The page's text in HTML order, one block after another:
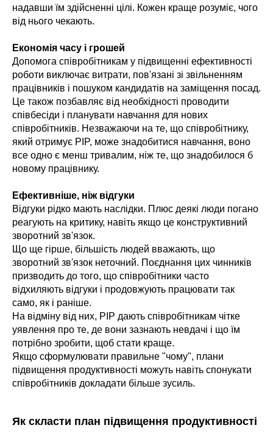
надавши їм здійсненні цілі. Кожен краще розуміє, чого
від нього чекають.
Економія часу і грошей
Допомога співробітникам у підвищенні ефективності
роботи виключає витрати, пов'язані зі звільненням
працівників і пошуком кандидатів на заміщення посад.
Це також позбавляє від необхідності проводити
співбесіди і планувати навчання для нових
співробітників. Незважаючи на те, що співробітнику,
який отримує PIP, може знадобитися навчання, воно
все одно є менш тривалим, ніж те, що знадобилося б
новому працівнику.
Ефективніше, ніж відгуки
Відгуки рідко мають наслідки. Плюс деякі люди погано
реагують на критику, навіть якщо це конструктивний
зворотний зв'язок.
Що ще гірше, більшість людей вважають, що
зворотний зв'язок неточний. Поєднання цих чинників
призводить до того, що співробітники часто
відхиляють відгуки і продовжують працювати так
само, як і раніше.
На відміну від них, PIP дають співробітникам чітке
уявлення про те, де вони зазнають невдачі і що їм
потрібно зробити, щоб стати краще.
Якщо сформулювати правильне "чому", плани
підвищення продуктивності можуть навіть спонукати
співробітників докладати більше зусиль.
Як скласти план підвищення продуктивності